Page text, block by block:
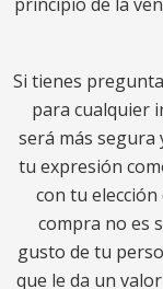
Si tienes
para cualquier
será más segura
tu expresión
con tu
compra no es
gusto de tu
que le da un